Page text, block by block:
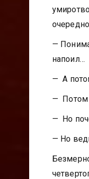
—
напоил…
— А
—
— Но
— Но